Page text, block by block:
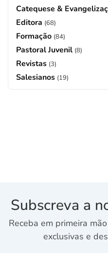
Catequese &
Editora (68)
Formação (84)
Pastoral Juvenil (8)
Revistas (3)
Salesianos (19)
Subscreva a
Receba em primeira
exclusivas e